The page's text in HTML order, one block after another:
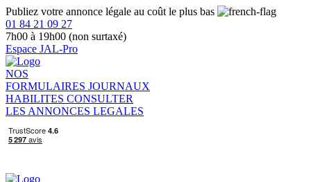
Publiez votre annonce légale au coût le plus bas
01 84 21 09 27
7h00 à 19h00 (non surtaxé)
Espace JAL-Pro
NOS
FORMULAIRES JOURNAUX
HABILITES CONSULTER
LES ANNONCES LEGALES